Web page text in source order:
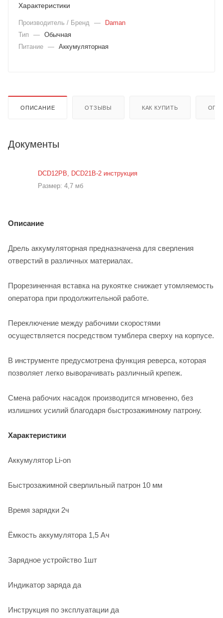
Характеристики
Производитель / Бренд —
Daman
Тип
— Обычная
Питание — Аккумуляторная
ОПИСАНИЕ ОТЗЫВЫ КАК КУПИТЬ
Документы
DCD12PB, DCD21B-2 инструкция
Размер: 4,7 мб
Описание
Дрель аккумуляторная предназначена для сверления
отверстий в различных материалах.
Прорезиненная вставка на рукоятке снижает утомляемость
оператора при продолжительной работе.
Переключение между рабочими скоростями
осуществляется посредством тумблера сверху на корпусе.
В инструменте предусмотрена функция реверса, которая
позволяет легко выворачивать различный крепеж.
Смена рабочих насадок производится мгновенно, без
излишних усилий благодаря быстрозажимному патрону.
Характеристики
Аккумулятор Li-on
Быстрозажимной сверлильный патрон 10 мм
Время зарядки 2ч
Ёмкость аккумулятора 1,5 Ач
Зарядное устройство 1шт
Индикатор заряда да
Инструкция по эксплуатации да